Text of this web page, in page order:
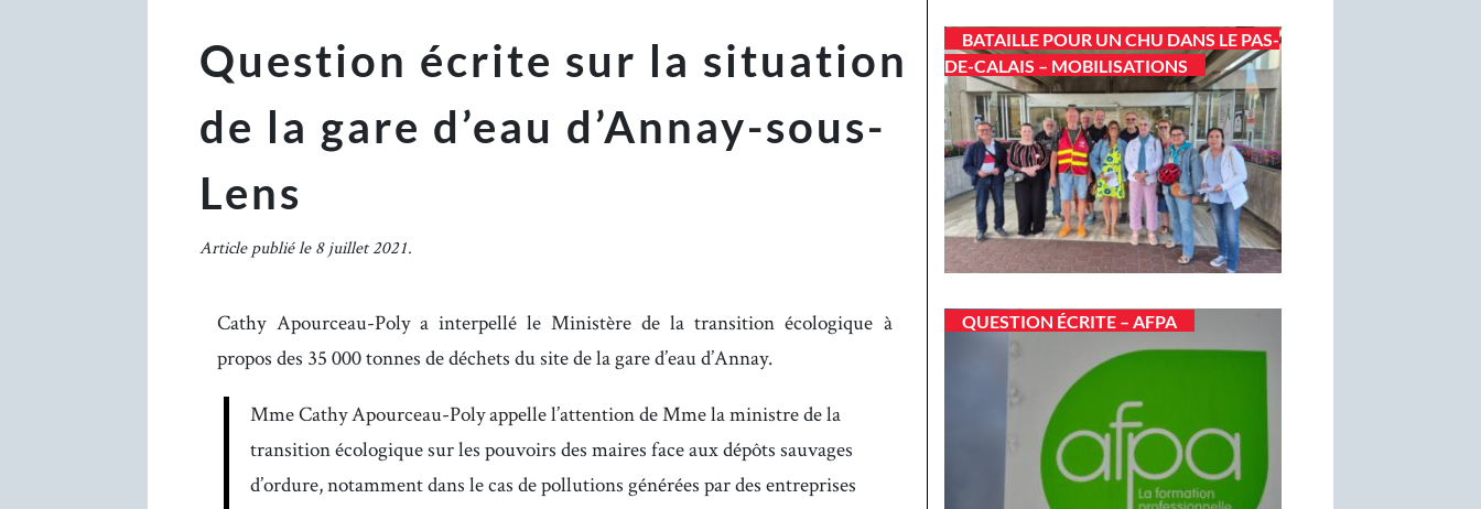
Question écrite sur la situation
de la gare d’eau d’Annay-sous-
Lens
Article publié le 8 juillet 2021.
Cathy Apourceau-Poly a interpellé le Ministère de la transition écologique à
propos des 35 000 tonnes de déchets du site de la gare d’eau d’Annay.
Mme Cathy Apourceau-Poly appelle l’attention de Mme la ministre de la
transition écologique sur les pouvoirs des maires face aux dépôts sauvages
d’ordure, notamment dans le cas de pollutions générées par des entreprises
BATAILLE POUR UN CHU DANS LE PAS-
DE-CALAIS – MOBILISATIONS
QUESTION ÉCRITE – AFPA